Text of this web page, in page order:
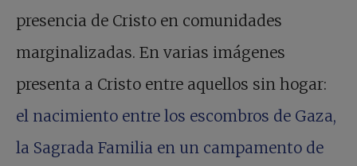
presencia de Cristo en comunidades
marginalizadas. En varias imágenes
presenta a Cristo entre aquellos sin hogar:
el nacimiento entre los escombros de Gaza,
la Sagrada Familia en un campamento de